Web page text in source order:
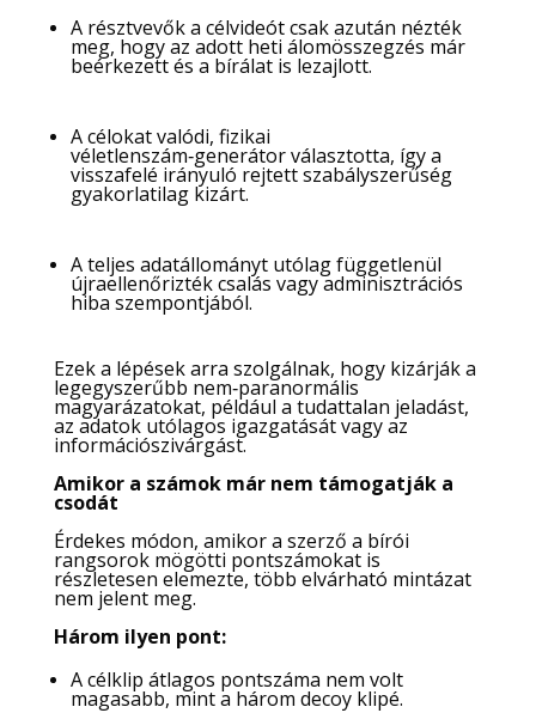
A résztvevők a célvideót csak azután nézték
meg, hogy az adott heti álomösszegzés már
beérkezett és a bírálat is lezajlott.
A célokat valódi, fizikai
véletlenszám‑generátor választotta, így a
visszafelé irányuló rejtett szabályszerűség
gyakorlatilag kizárt.
A teljes adatállományt utólag függetlenül
újraellenőrizték csalás vagy adminisztrációs
hiba szempontjából.
Ezek a lépések arra szolgálnak, hogy kizárják a
legegyszerűbb nem‑paranormális
magyarázatokat, például a tudattalan jeladást,
az adatok utólagos igazgatását vagy az
információszivárgást.
Amikor a számok már nem támogatják a
csodát
Érdekes módon, amikor a szerző a bírói
rangsorok mögötti pontszámokat is
részletesen elemezte, több elvárható mintázat
nem jelent meg.
Három ilyen pont:
A célklip átlagos pontszáma nem volt
magasabb, mint a három decoy klipé.